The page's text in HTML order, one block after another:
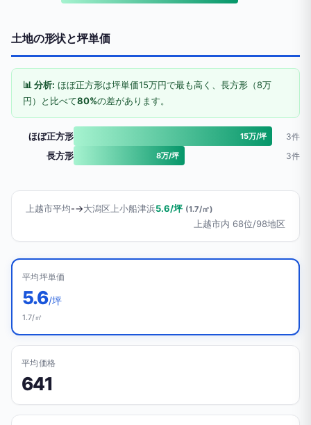
土地の形状と坪単価
📊 分析: ほぼ正方形は坪単価15万円で最も高く、長方形（8万
円）と比べて80%の差があります。
ほぼ正方形 15万/坪 3件
長方形 8万/坪 3件
上越市平均-→大潟区上小船津浜5.6/坪 (1.7/㎡)
上越市内 68位/98地区
平均坪単価
5.6/坪
1.7/㎡
平均価格
641